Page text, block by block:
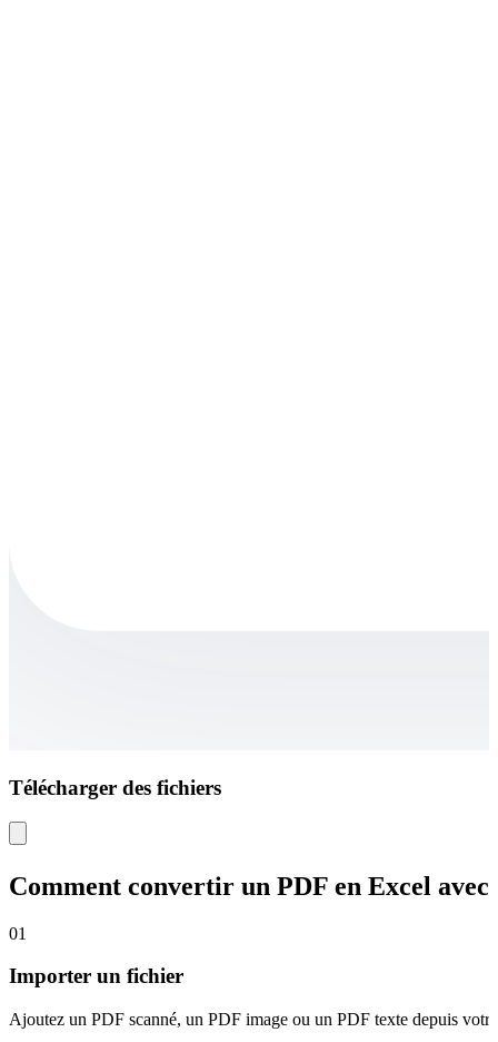
Télécharger des fichiers
Comment convertir un PDF en Excel avec
01
Importer un fichier
Ajoutez un PDF scanné, un PDF image ou un PDF texte depuis